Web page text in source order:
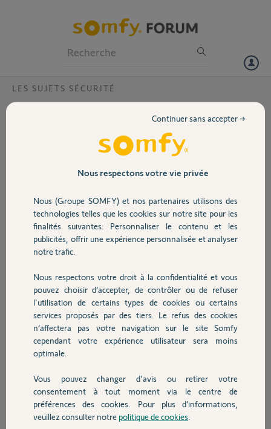
Volet
Sécurité
Domotique
Chauffage
Autres produits
Devis avec un pro
Contact
LES SUJETS SÉCURITÉ
Impossible de piloter Somfy protect depuis
Bonjour,
j'ai récemment acquis une Tahoma Switch et
associé mes volets roulants ainsi que mon
Dès le début je pouvais commander mon alarme
depuis l'application Tahoma. Activation, mode
nuit ... mais du jour au lendemain je n'y ai plus
accès. La page me dit que la surveillance est
début identique à l'application Somfy protect.
J'ai supprimé l'alarme de l'appli Tahoma pour la
réinstaller plusieurs fois mais je ne retrouve pas
l'écran de contrôle comme au début.
Que dois-je faire pour retrouver le contrôle de mon alarme depuis
l'application Tahoma Switch ?
Merci par avance pour votre aide.
Benoit B.
il y a presque 5 ans
Participer au fil de discussion
Nous respectons votre vie privée
Nous (Groupe SOMFY) et nos partenaires utilisons des
technologies telles que les cookies sur notre site pour les
finalités suivantes: Personnaliser le contenu et les
publicités, offrir une expérience personnalisée et analyser
notre trafic.
Nous respectons votre droit à la confidentialité et vous
pouvez choisir d’accepter, de contrôler ou de refuser
l'utilisation de certains types de cookies ou certains
services proposés par des tiers. Le refus des cookies
n’affectera pas votre navigation sur le site Somfy
cependant votre expérience utilisateur sera moins
optimale.
Vous pouvez changer d'avis ou retirer votre
consentement à tout moment via le centre de
préférences des cookies. Pour plus d’informations,
veuillez consulter notre politique de cookies
Continuer sans accepter →